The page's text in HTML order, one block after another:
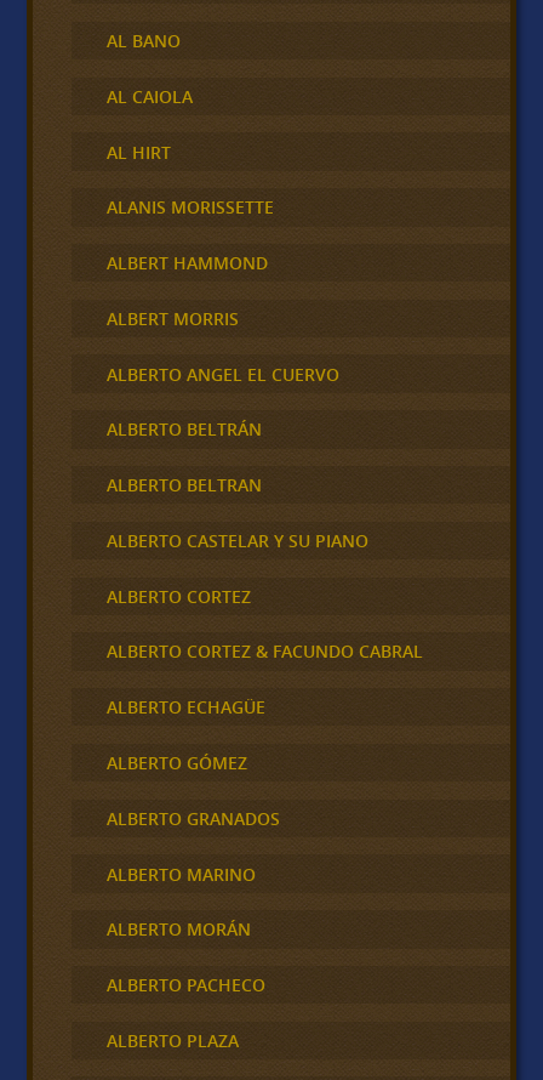
AL BANO
AL CAIOLA
AL HIRT
ALANIS MORISSETTE
ALBERT HAMMOND
ALBERT MORRIS
ALBERTO ANGEL EL CUERVO
ALBERTO BELTRÁN
ALBERTO BELTRAN
ALBERTO CASTELAR Y SU PIANO
ALBERTO CORTEZ
ALBERTO CORTEZ & FACUNDO CABRAL
ALBERTO ECHAGÜE
ALBERTO GÓMEZ
ALBERTO GRANADOS
ALBERTO MARINO
ALBERTO MORÁN
ALBERTO PACHECO
ALBERTO PLAZA